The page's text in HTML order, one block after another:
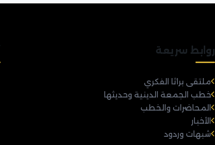
روابط سريعة
ملتقى براثا الفكري
خطب الجمعة الدينية وحديثها
المحاضرات والخطب
الأخبار
شبهات وردود